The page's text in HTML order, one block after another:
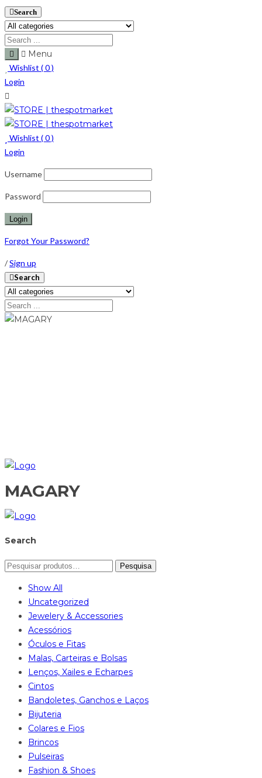
Search
Menu
Wishlist (0)
Login
Wishlist (0)
Login
Username
Password
Forgot Your Password?
/Sign up
Search
MAGARY
Search
Pesquisa
Show All
Uncategorized
Jewelery & Accessories
Acessórios
Óculos e Fitas
Malas, Carteiras e Bolsas
Lenços, Xailes e Echarpes
Cintos
Bandoletes, Ganchos e Laços
Bijuteria
Colares e Fios
Brincos
Pulseiras
Fashion & Shoes